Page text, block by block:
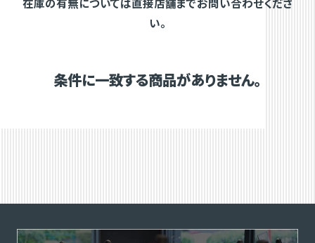
い。
条件に一致する商品がありません。